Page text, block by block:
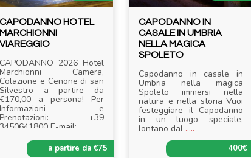
CAPODANNO HOTEL
MARCHIONNI
VIAREGGIO
CAPODANNO 2026 Hotel
Marchionni Camera,
Colazione e Cenone di san
Silvestro a partire da
€170,00 a persona! Per
Informazioni e
Prenotazioni: +39
3450641800 E-mail:
a partire da €75
CAPODANNO IN
CASALE IN UMBRIA
NELLA MAGICA
SPOLETO
Capodanno in casale in
Umbria nella magica
Spoleto immersi nella
natura e nella storia Vuoi
festeggiare il Capodanno
in un luogo speciale,
lontano dal .....
400€